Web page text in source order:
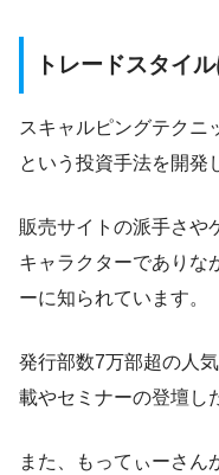
トレードスタイ
スキャルピングテクニ
という投資手法を開発
販売サイトの派手さや
キャラクターでありな
ーに知られています。
発行部数7万部超の人
載やセミナーの登壇し
また、もってぃーさん